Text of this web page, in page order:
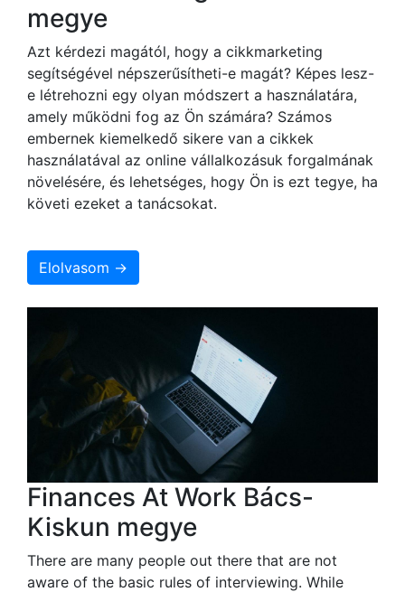
megye
Azt kérdezi magától, hogy a cikkmarketing
segítségével népszerűsítheti-e magát? Képes lesz-
e létrehozni egy olyan módszert a használatára,
amely működni fog az Ön számára? Számos
embernek kiemelkedő sikere van a cikkek
használatával az online vállalkozásuk forgalmának
növelésére, és lehetséges, hogy Ön is ezt tegye, ha
követi ezeket a tanácsokat.
Elolvasom →
Finances At Work Bács-
Kiskun megye
There are many people out there that are not
aware of the basic rules of interviewing. While